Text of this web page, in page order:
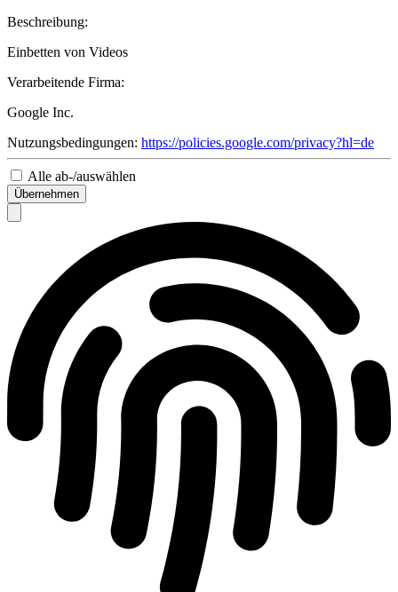
Beschreibung:
Einbetten von Videos
Verarbeitende Firma:
Google Inc.
Nutzungsbedingungen: https://policies.google.com/privacy?hl=de
Alle ab-/auswählen
Übernehmen